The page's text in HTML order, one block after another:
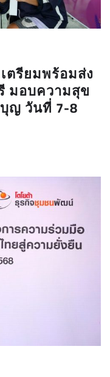
ตรียมพร้อมส่ง
มอบความสุข
ญ วันที่ 7-8